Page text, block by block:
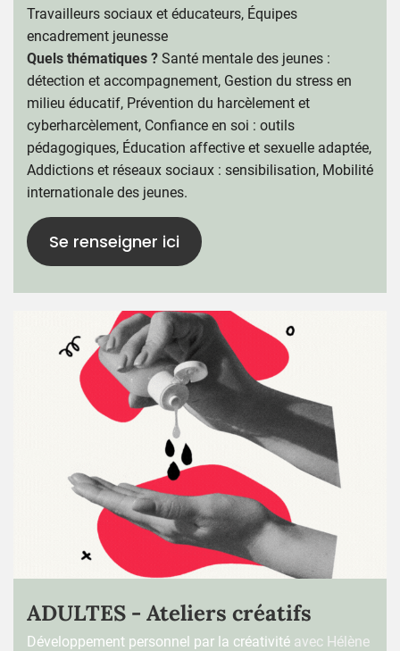
Travailleurs sociaux et éducateurs, Équipes
encadrement jeunesse
Quels thématiques ? Santé mentale des jeunes :
détection et accompagnement, Gestion du stress en
milieu éducatif, Prévention du harcèlement et
cyberharcèlement, Confiance en soi : outils
pédagogiques, Éducation affective et sexuelle adaptée,
Addictions et réseaux sociaux : sensibilisation, Mobilité
internationale des jeunes.
Se renseigner ici
ADULTES - Ateliers créatifs
Développement personnel par la créativité avec Hélène